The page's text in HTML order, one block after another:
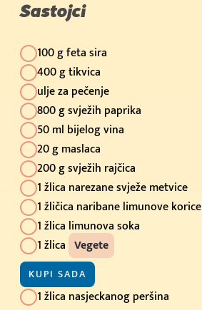
Sastojci
100 g feta sira
400 g tikvica
ulje za pečenje
800 g svježih paprika
50 ml bijelog vina
20 g maslaca
200 g svježih rajčica
1 žlica narezane svježe metvice
1 žličica naribane limunove korice
1 žlica limunova soka
1 žlica Vegete
KUPI SADA
1 žlica nasjeckanog peršina